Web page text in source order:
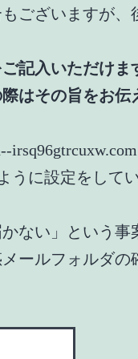
ございますが、
記入いただけま
はその旨をお伝
うに設定をして
ない」という事
ールフォルダの